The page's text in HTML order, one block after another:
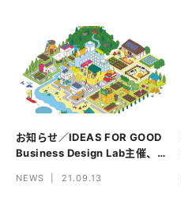
お知らせ／IDEAS FOR GOOD
Business Design Lab主催、
表・平間が登壇
NEWS 21.09.13